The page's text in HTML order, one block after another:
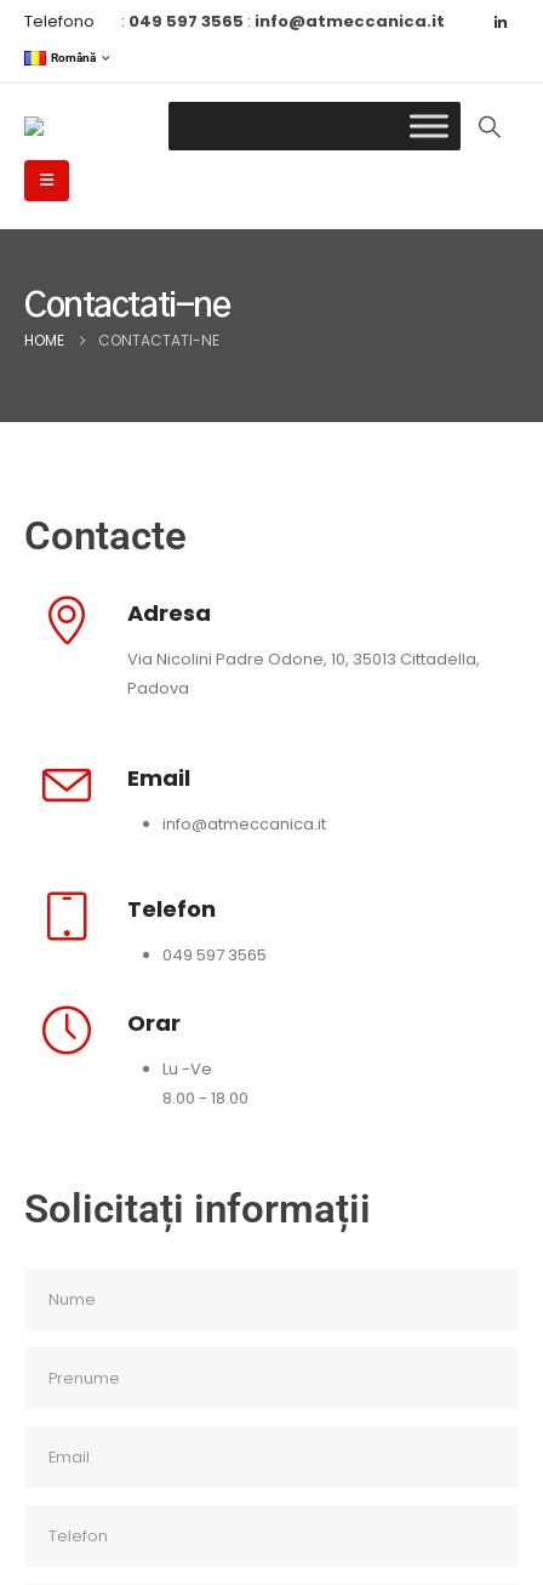
Telefono : 049 597 3565 : info@atmeccanica.it
Română
Contactati-ne
HOME CONTACTATI-NE
Contacte
Adresa
Via Nicolini Padre Odone, 10, 35013 Cittadella,
Padova
Email
info@atmeccanica.it
Telefon
049 597 3565
Orar
Lu -Ve
8.00 - 18.00
Solicitați informații